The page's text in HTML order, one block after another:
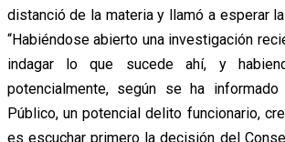
distanció de la materia y llamó a esperar
“Habiéndose abierto una investigación
indagar lo que sucede ahí, y
potencialmente, según se ha
Público, un potencial delito funcionario,
es escuchar primero la decisión del